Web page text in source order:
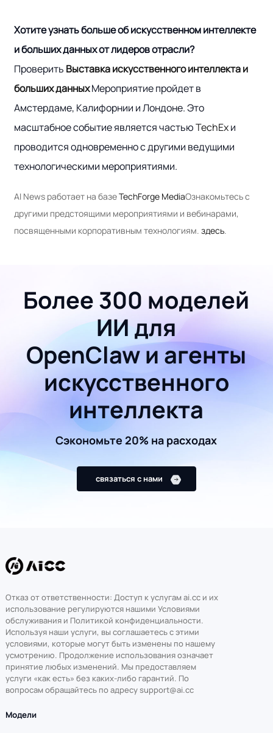
Хотите узнать больше об искусственном интеллекте
и больших данных от лидеров отрасли?
Проверить Выставка искусственного интеллекта и
больших данныхМероприятие пройдет в
Амстердаме, Калифорнии и Лондоне. Это
масштабное событие является частьюTechExи
проводится одновременно с другими ведущими
технологическими мероприятиями.
AI News работает на базеTechForge MediaОзнакомьтесь с
другими предстоящими мероприятиями и вебинарами,
посвященными корпоративным технологиям. здесь.
Более 300 моделей
ИИ для
OpenClaw и агенты
искусственного
интеллекта
Сэкономьте 20% на расходах
связаться с нами
Отказ от ответственности: Доступ к услугам ai.cc и их
использование регулируются нашими Условиями
обслуживания и Политикой конфиденциальности.
Используя наши услуги, вы соглашаетесь с этими
условиями, которые могут быть изменены по нашему
усмотрению. Продолжение использования означает
принятие любых изменений. Мы предоставляем
услуги «как есть» без каких-либо гарантий. По
вопросам обращайтесь по адресу support@ai.cc
Модели